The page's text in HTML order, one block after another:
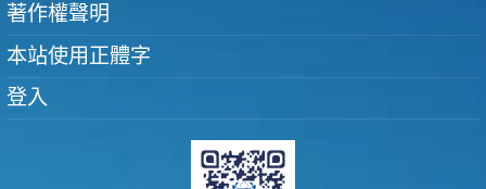
著作權聲明
本站使用正體字
登入